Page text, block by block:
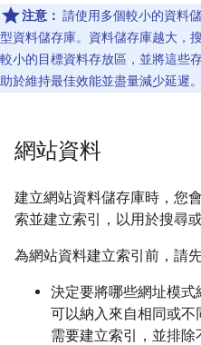
注意： 請使用多個較小的資料
型資料儲存庫。資料儲存庫越大，
較小的目標資料存放區，並將這些
助於維持最佳效能並盡量減少延遲。
網站資料
建立網站資料儲存庫時，您
索並建立索引，以用於搜尋或
為網站資料建立索引前，請
決定要將哪些網址模
可以納入來自相同或
需要建立索引，並排